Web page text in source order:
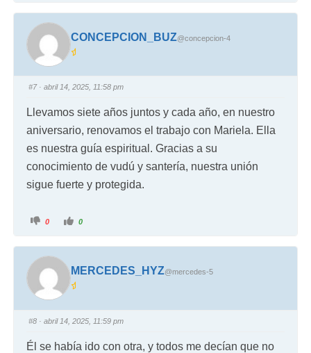
CONCEPCION_BUZ@concepcion-4
#7· abril 14, 2025, 11:58 pm
Llevamos siete años juntos y cada año, en nuestro
aniversario, renovamos el trabajo con Mariela. Ella
es nuestra guía espiritual. Gracias a su
conocimiento de vudú y santería, nuestra unión
sigue fuerte y protegida.
0 0
MERCEDES_HYZ@mercedes-5
#8 · abril 14, 2025, 11:59 pm
Él se había ido con otra, y todos me decían que no